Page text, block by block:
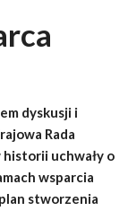
dyskusji i
Rada
historii uchwały o
wsparcia
stworzenia